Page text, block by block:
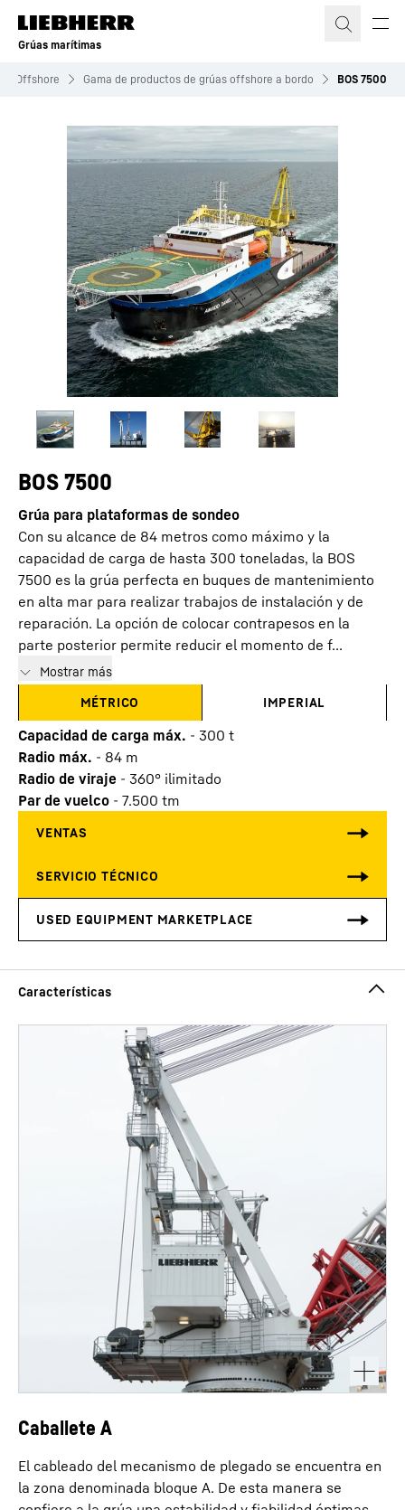
Grúas marítimas
Offshore Gama de productos de grúas offshore a bordo BOS 7500
BOS 7500
Grúa para plataformas de sondeo
Con su alcance de 84 metros como máximo y la
capacidad de carga de hasta 300 toneladas, la BOS
7500 es la grúa perfecta en buques de mantenimiento
en alta mar para realizar trabajos de instalación y de
reparación. La opción de colocar contrapesos en la
parte posterior permite reducir el momento de f...
Mostrar más
MÉTRICO
IMPERIAL
Capacidad de carga máx. - 300 t
Radio máx. - 84 m
Radio de viraje - 360° ilimitado
Par de vuelco - 7.500 tm
Caballete A
El cableado del mecanismo de plegado se encuentra en
la zona denominada bloque A. De esta manera se